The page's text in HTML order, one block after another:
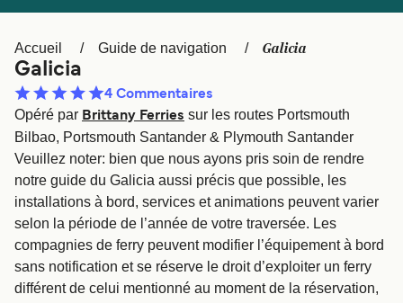
Deutschland
Norge Україна
Indonesia المغرب
Accueil Guide de navigation Galicia
Galicia
4 Commentaires
Opéré par Brittany Ferries sur les routes Portsmouth
Bilbao, Portsmouth Santander & Plymouth Santander
Veuillez noter: bien que nous ayons pris soin de rendre
notre guide du Galicia aussi précis que possible, les
installations à bord, services et animations peuvent varier
selon la période de l’année de votre traversée. Les
compagnies de ferry peuvent modifier l’équipement à bord
sans notification et se réserve le droit d’exploiter un ferry
différent de celui mentionné au moment de la réservation,